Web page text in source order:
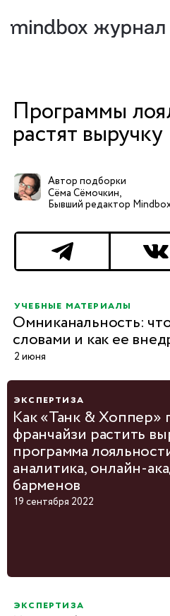
Программы
растят выручку
Автор подборки
Сёма Сёмочкин,
Бывший редактор
учебные материалы
Омниканальность:
словами и как ее
2 июня
экспертиза
Как «Танк & Хоппер»
франчайзи растить
программа
аналитика, онлайн-
барменов
19 сентября 2022
экспертиза
поможем
бесплатно.
Компания
Телефон
и